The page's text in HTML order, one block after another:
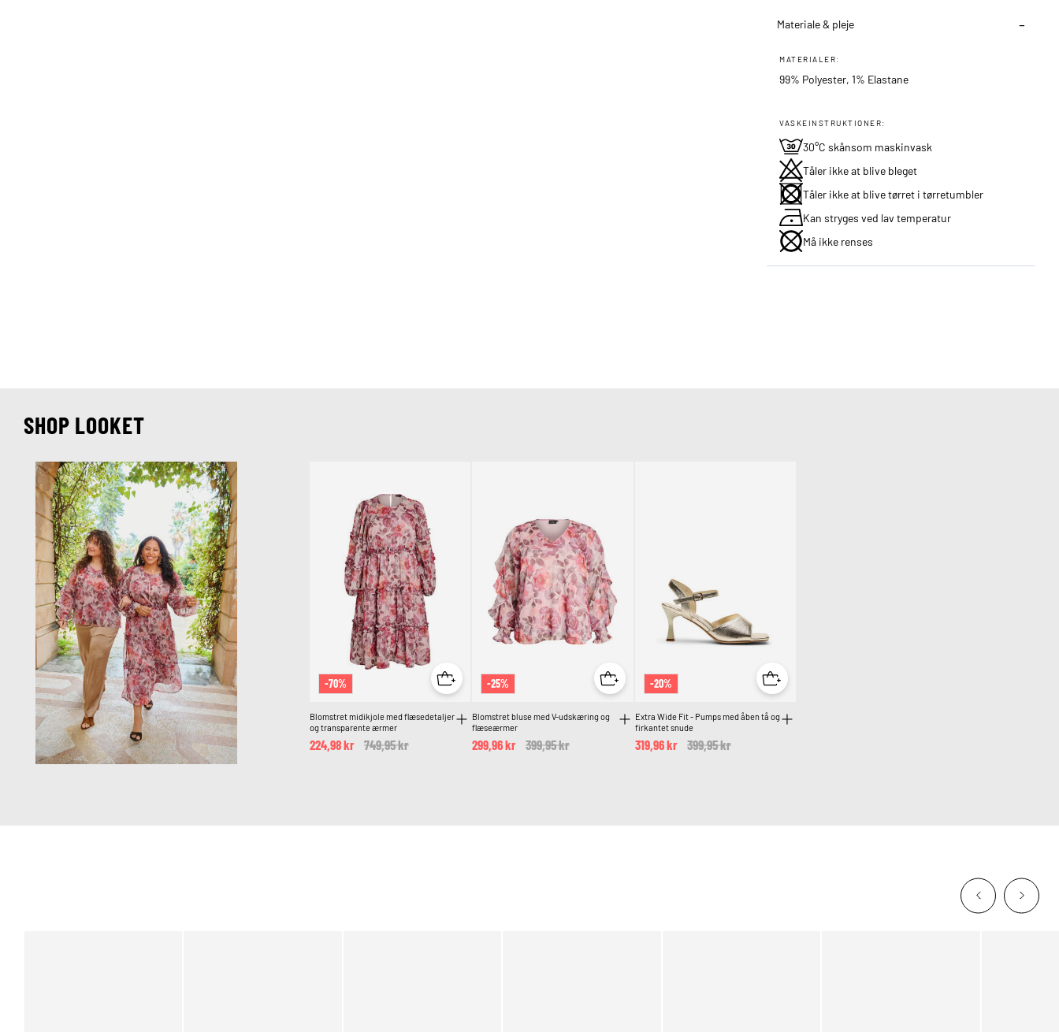
Materiale & pleje
MATERIALER:
99% Polyester, 1% Elastane
VASKEINSTRUKTIONER:
30°C skånsom maskinvask
Tåler ikke at blive bleget
Tåler ikke at blive tørret i tørretumbler
Kan stryges ved lav temperatur
Må ikke renses
SHOP LOOKET
-70%
Blomstret midikjole med flæsedetaljer
og transparente ærmer
Price reduced from
749,95 krto
224,98 kr
-25%
Blomstret bluse med V-udskæring og
flæseærmer
Price reduced from
399,95 kr
299,96 kr
-20%
Extra Wide Fit - Pumps med åben tå og
firkantet snude
Price reduced from
399,95 krto
319,96 kr